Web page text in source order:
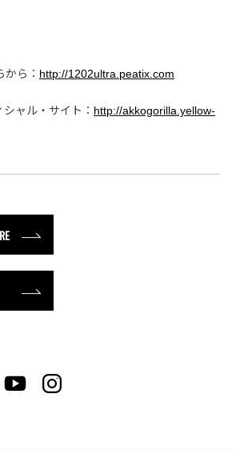
ら： http://1202ultra.peatix.com
ャル・サイト： http://akkogorilla.yellow-